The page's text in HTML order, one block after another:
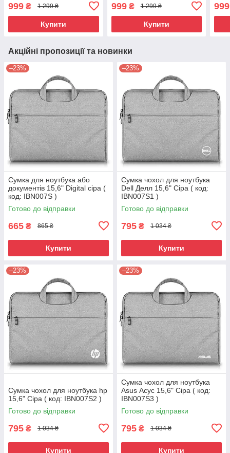
999 ₴ 1 299 ₴
Купити
999₴ 1 299 ₴
Купити
999
Акційні пропозиції та новинки
–23%
Сумка для ноутбука або
документів 15,6" Digital сіра (
код: IBN007S )
Готово до відправки
665 ₴ 865 ₴
Купити
–23%
Сумка чохол для ноутбука
Dell Делл 15,6" Сіра ( код:
IBN007S1 )
Готово до відправки
795 ₴ 1 034 ₴
Купити
–23%
Сумка чохол для ноутбука hp
15,6" Сіра ( код: IBN007S2 )
Готово до відправки
795 ₴ 1 034 ₴
Купити
–23%
Сумка чохол для ноутбука
Asus Асус 15,6" Сіра ( код:
IBN007S3 )
Готово до відправки
795 ₴ 1 034 ₴
Купити